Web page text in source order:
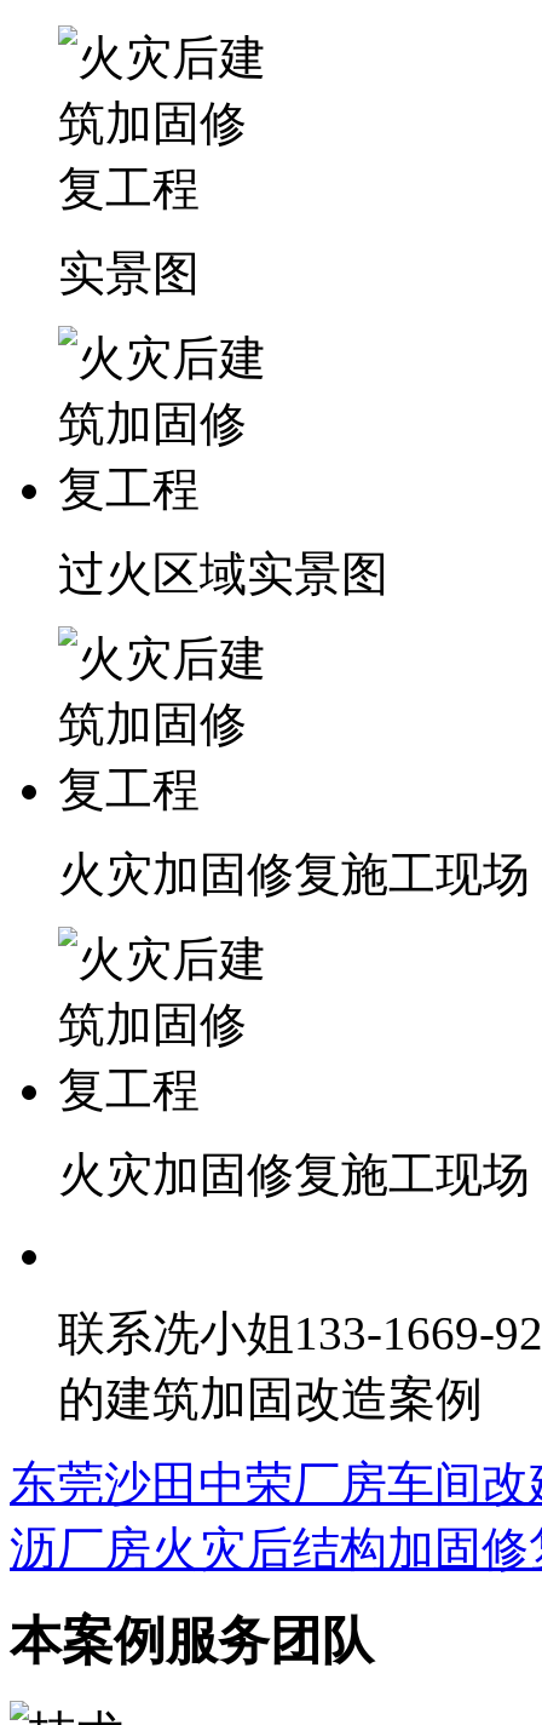
实景图
过火区域实景图
火灾加固修复施工现场
火灾加固修复施工现场
联系冼小姐133-1669-
的建筑加固改造案例
东莞沙田中荣厂房车间
沥厂房火灾后结构加固修
本案例服务团队